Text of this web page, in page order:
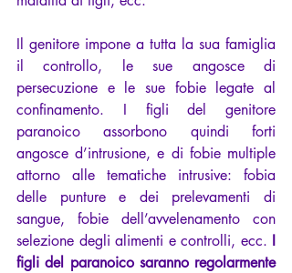
Il genitore impone a tutta la sua famiglia
il controllo, le sue angosce di
persecuzione e le sue fobie legate al
confinamento. I figli del genitore
paranoico assorbono quindi forti
angosce d’intrusione, e di fobie multiple
attorno alle tematiche intrusive: fobia
delle punture e dei prelevamenti di
sangue, fobie dell’avvelenamento con
selezione degli alimenti e controlli, ecc. I
figli del paranoico saranno regolarmente